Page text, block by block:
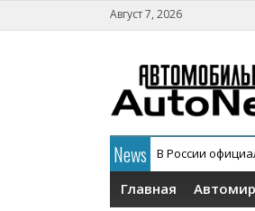
Август 7, 2026
News В России
АГР
Главная Автомир